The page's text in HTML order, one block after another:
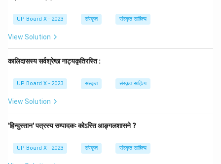
सही रचयिता डॉ० सूर्यभानुः हैं।
UP Board X - 2023 संस्कृत संस्कृत साहित्य
View Solution
कालिदासस्य सर्वश्रेष्ठा नाट्यकृतिरस्ति :
UP Board X - 2023 संस्कृत संस्कृत साहित्य
View Solution
'हिन्दुस्तान' पत्रस्य सम्पादकः कोऽस्ति आङ्गलशासने ?
UP Board X - 2023 संस्कृत संस्कृत साहित्य